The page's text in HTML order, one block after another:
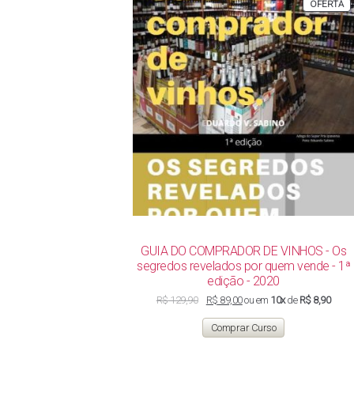
OFERTA
GUIA DO COMPRADOR DE VINHOS - Os
segredos revelados por quem vende - 1ª
edição - 2020
R$129,90
original
era:
R$ 129,90.
R$ 89,00O
atual
é:
R$ 89,00.
ou em 10xde R$ 8,90
Comprar Curso